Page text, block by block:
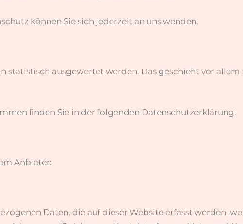
können Sie sich jederzeit an uns wenden.
statistisch ausgewertet werden. Das geschieht vor
finden Sie in der folgenden Datenschutzerklärung.
Anbieter:
Daten, die auf dieser Website erfasst werden,